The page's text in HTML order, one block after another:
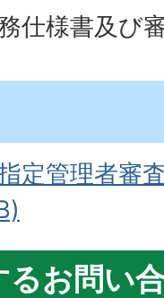
仕様書及び
定管理者審
るお問い